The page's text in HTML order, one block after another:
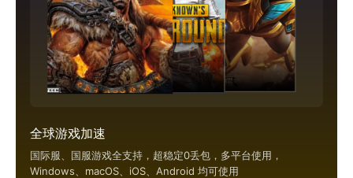
全球游戏加速
国际服、国服游戏全支持，超稳定0丢包，多平台使用，
Windows、macOS、iOS、Android 均可使用